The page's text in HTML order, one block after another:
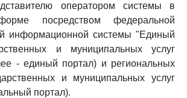
оператором системы в
посредством федеральной
информационной системы "Единый
и муниципальных услуг
- единый портал) и региональных
и муниципальных услуг
портал).